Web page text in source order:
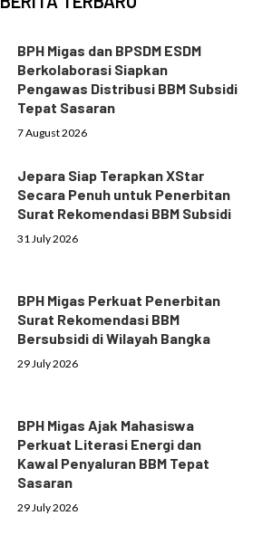
BPH Migas dan BPSDM ESDM
Berkolaborasi Siapkan
Pengawas Distribusi BBM Subsidi
Tepat Sasaran
7 August 2026
Jepara Siap Terapkan XStar
Secara Penuh untuk Penerbitan
Surat Rekomendasi BBM Subsidi
31 July 2026
BPH Migas Perkuat Penerbitan
Surat Rekomendasi BBM
Bersubsidi di Wilayah Bangka
29 July 2026
BPH Migas Ajak Mahasiswa
Perkuat Literasi Energi dan
Kawal Penyaluran BBM Tepat
Sasaran
29 July 2026